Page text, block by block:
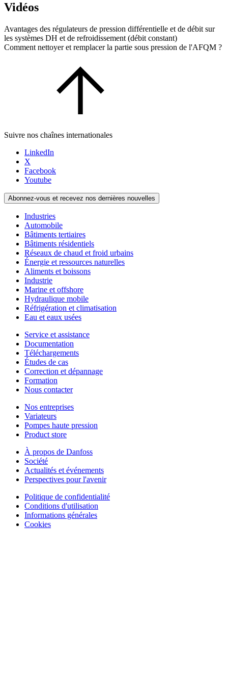
Vidéos
Avantages des régulateurs de pression différentielle et de débit sur
les systèmes DH et de refroidissement (débit constant)
Comment nettoyer et remplacer la partie sous pression de l'AFQM ?
Suivre nos chaînes internationales
LinkedIn
X
Facebook
Youtube
Abonnez-vous et recevez nos dernières nouvelles
Industries
Automobile
Bâtiments tertiaires
Bâtiments résidentiels
Réseaux de chaud et froid urbains
Énergie et ressources naturelles
Aliments et boissons
Industrie
Marine et offshore
Hydraulique mobile
Réfrigération et climatisation
Eau et eaux usées
Service et assistance
Documentation
Téléchargements
Études de cas
Correction et dépannage
Formation
Nous contacter
Nos entreprises
Variateurs
Pompes haute pression
Product store
À propos de Danfoss
Société
Actualités et événements
Perspectives pour l'avenir
Politique de confidentialité
Conditions d'utilisation
Informations générales
Cookies